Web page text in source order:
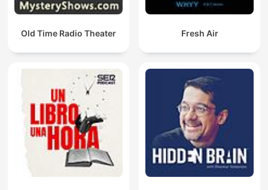
Old Time Radio Theater Fresh Air